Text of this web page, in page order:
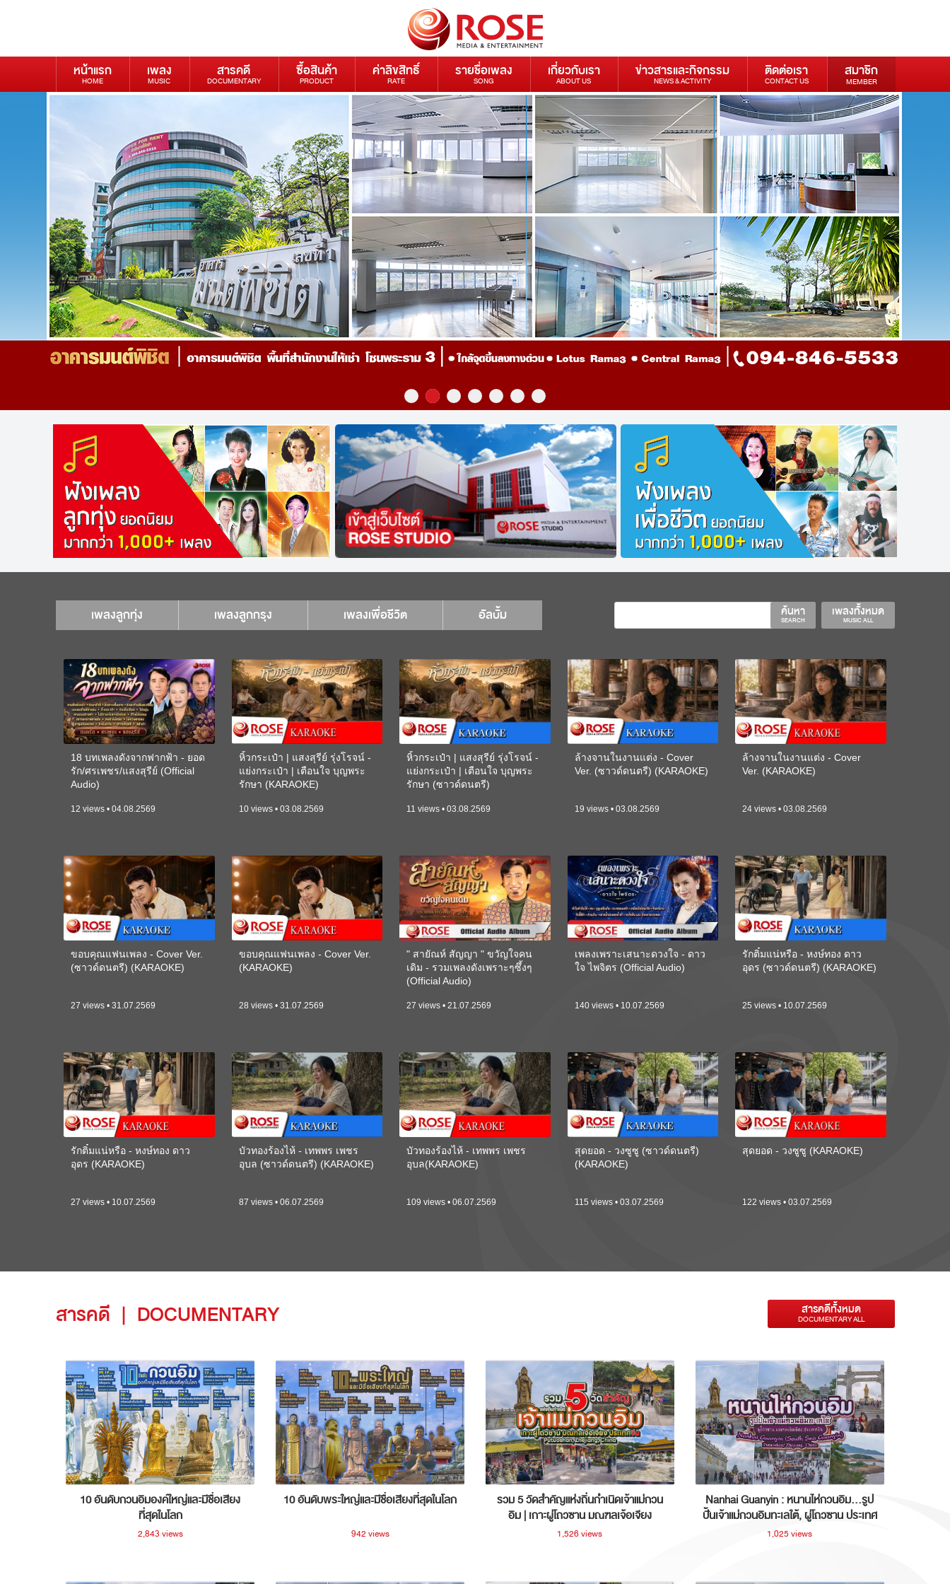
หน้าแรก
HOME
เพลง
MUSIC
สารคดี
DOCUMENTARY
ซื้อสินค้า
PRODUCT
ค่าลิขสิทธิ์
RATE
รายชื่อเพลง
SONG
เกี่ยวกับเรา
ABOUT US
ข่าวสารและกิจกรรม
NEWS & ACTIVITY
ติดต่อเรา
CONTACT US
สมาชิก
MEMBER
เพลงลูกทุ่ง เพลงลูกกรุง เพลงเพื่อชีวิต อัลบั้ม เพลงทั้งหมด
MUSIC ALL
ค้นหา
SEARCH
18 บทเพลงดังจากฟากฟ้า - ยอด
รัก/ศรเพชร/แสงสุรีย์ (Official
Audio)
12 views • 04.08.2569
หิ้วกระเป๋า | แสงสุรีย์ รุ่งโรจน์ -
แย่งกระเป๋า | เตือนใจ บุญพระ
รักษา (KARAOKE)
10 views • 03.08.2569
หิ้วกระเป๋า | แสงสุรีย์ รุ่งโรจน์ -
แย่งกระเป๋า | เตือนใจ บุญพระ
รักษา (ซาวด์ดนตรี)
11 views • 03.08.2569
ล้างจานในงานแต่ง - Cover
Ver. (ซาวด์ดนตรี) (KARAOKE)
19 views • 03.08.2569
ล้างจานในงานแต่ง - Cover
Ver. (KARAOKE)
24 views • 03.08.2569
ขอบคุณแฟนเพลง - Cover Ver.
(ซาวด์ดนตรี) (KARAOKE)
27 views • 31.07.2569
ขอบคุณแฟนเพลง - Cover Ver.
(KARAOKE)
28 views • 31.07.2569
" สายัณห์ สัญญา " ขวัญใจคน
เดิม - รวมเพลงดังเพราะๆซึ้งๆ
(Official Audio)
27 views • 21.07.2569
เพลงเพราะเสนาะดวงใจ - ดาว
ใจ ไพจิตร (Official Audio)
140 views • 10.07.2569
รักติ๋มแน่หรือ - หงษ์ทอง ดาว
อุดร (ซาวด์ดนตรี) (KARAOKE)
25 views • 10.07.2569
รักติ๋มแน่หรือ - หงษ์ทอง ดาว
อุดร (KARAOKE)
27 views • 10.07.2569
บัวทองร้องไห้ - เทพพร เพชร
อุบล (ซาวด์ดนตรี) (KARAOKE)
87 views • 06.07.2569
บัวทองร้องไห้ - เทพพร เพชร
อุบล(KARAOKE)
109 views • 06.07.2569
สุดยอด - วงซูซู (ซาวด์ดนตรี)
(KARAOKE)
115 views • 03.07.2569
สุดยอด - วงซูซู (KARAOKE)
122 views • 03.07.2569
สารคดี | DOCUMENTARY สารคดีทั้งหมด
DOCUMENTARY ALL
10 อันดับกวนอิมองค์ใหญ่และมีชื่อเสียง
ที่สุดในโลก
2,843 views
10 อันดับพระใหญ่และมีชื่อเสียงที่สุดในโลก
942 views
รวม 5 วัดสำคัญแห่งถิ่นกำเนิดเจ้าแม่กวน
อิม | เกาะผู่โถวซาน มณฑลเจ้อเจียง
ประเทศจีน
1,526 views
Nanhai Guanyin : หนานไห่กวนอิม...รูป
ปั้นเจ้าแม่กวนอิมทะเลใต้, ผู่โถวซาน ประเทศ
จีน
1,025 views